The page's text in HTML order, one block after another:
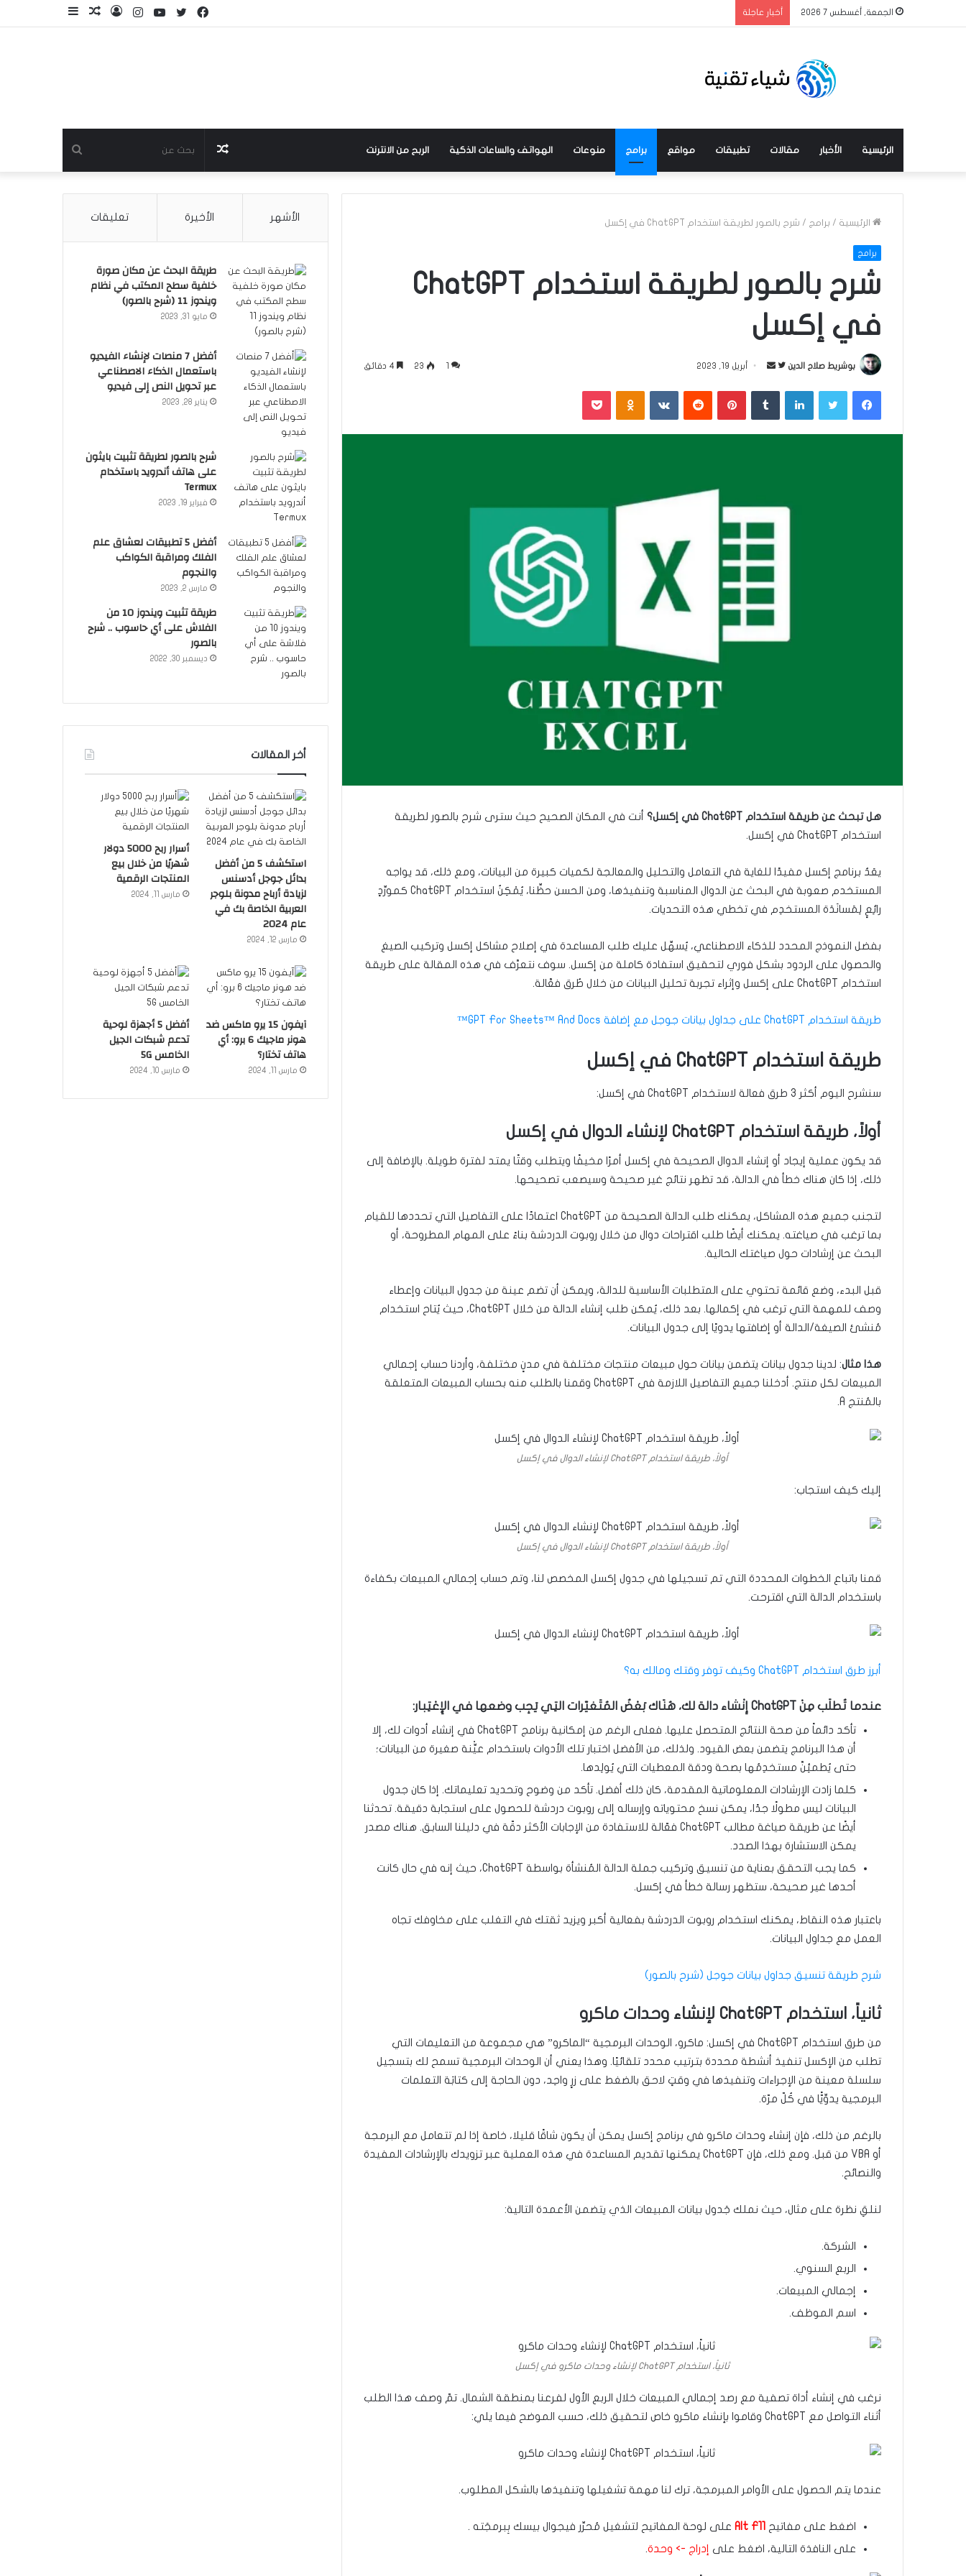
الجمعة, أغسطس 7 2026 أخبار عاجلة مقالتسجيلانستقراميوتيوب تويتر
فيسبوك
الرئيسية الأخبار مقالات تطبيقات مواقع برامج منوعات الهواتف والساعات الذكية الربح من الانترنت
عن
مقال
عشوائي
الرئيسية / برامج / شرح بالصور لطريقة استخدام ChatGPT في إكسل
برامج
شرح بالصور لطريقة استخدام ChatGPT
في إكسل
بوشريط صلاح الدين
ت
ع
ي
ت
س
ب
إ
ل
ر
و
ن
ي
أبريل 19, 2023 1
23
فيسبوك لينكدإن بينتيريست ‏VKontakte
هل تبحث عن طريقة استخدام ChatGPT في إكسل؟
أنت في المكان الصحيح حيث سترى شرح بالصور لطريقة
استخدام ChatGPT في إكسل.
يعَدُ برنامج إكسل مفيدًا للغاية في التعامل والتحليل والمعالجة لكميات كبيرة من البيانات، ومع ذلك، قد يواجه
المستخدم صعوبة في البحث عن الدوال المناسبة وتنفيذها، ومن الحسن حظِّنا، يُمْكِنُ استخدام ChatGPT كمورِّدٍ
رائِعٍ لِمَسانَدَة المستخدِم في تخطي هذه التحديات.
بفضل النموذج المحدد للذكاء الاصطناعي، يُسهِّل عليك طلب المساعدة في إصلاح مشاكل إكسل وتركيب الصيغ
والحصول على الردود بشكل فوري لتحقيق استفادة كاملة من إكسل. سوف نتعرَّف في هذه المقالة على طريقة
استخدام ChatGPT على إكسل وإثراء تجربة تحليل البيانات من خلال طُرق فعَّالة.
طريقة استخدام ChatGPT على جداول بيانات جوجل مع إضافة GPT For Sheets™ And Docs™
طريقة استخدام ChatGPT في إكسل
سنشرح اليوم أكثر 3 طرق فعالة لاستخدام ChatGPT في إكسل:
أولاً، طريقة استخدام ChatGPT لإنشاء الدوال في إكسل
قد يكون عملية إيجاد أو إنشاء الدوال الصحيحة في إكسل أمرًا مخيفًا ويتطلب وقتًا يمتد لفترة طويلة. بالإضافة إلى
ذلك، إذا كان هناك خطأ في الدالة، قد تظهر نتائج غير صحيحة وسيصعب تصحيحها.
لتجنب جميع هذه المشاكل، يمكنك طلب الدالة الصحيحة من ChatGPT اعتمادًا على التفاصيل التي تحددها للقيام
بما ترغب في صياغته. يمكنك أيضًا طلب اقتراحات دوال من خلال روبوت الدردشة بناءً على المهام المطروحة، أو
البحث عن إرشادات حول صياغتك الحالية.
قبل البدء، وضع قائمة تحتوي على المتطلبات الأساسية للدالة، ويمكن أن تضم عينة من جدول البيانات وإعطاء
وصف للمهمة التي ترغب في إكمالها. بعد ذلك، يُمكن طلب إنشاء الدالة من خلال ChatGPT، حيث يُتاح استخدام
مُنشئ الصيغة/الدالة أو إضافتها يدويًا إلى جدول البيانات.
هذا مثال: لدينا جدول بيانات يتضمن بيانات حول مبيعات منتجات مختلفة في مدنٍ مختلفة، وأردنا حساب إجمالي
المبيعات لكل منتج. أدخلنا جميع التفاصيل اللازمة في ChatGPT وقمنا بالطلب منه بحساب المبيعات المتعلقة
بالمُنتج A.
أولاً، طريقة استخدام ChatGPT لإنشاء الدوال في إكسل
إليك كيف استجاب:
أولاً، طريقة استخدام ChatGPT لإنشاء الدوال في إكسل
قمنا باتباع الخطوات المحددة التي تم تسجيلها في جدول إكسل المخصص لنا، وتم حساب إجمالي المبيعات بكفاءة
باستخدام الدالة التي اقترحت.
أبرز طرق استخدام ChatGPT وكيف توفر وقتك ومالك به؟
عندما تُطلَب مِنْ ChatGPT إِنْشاء دالة لك، هُنَاك بَعْضُ المُتَغيّرات التِي يَجِب وضعها في الإِعْتِبار:
تأكد دائماً من صحة النتائج المتحصل عليها. فعلى الرغم من إمكانية برنامج ChatGPT في إنشاء أدوات لك، إلا
أن هذا البرنامج يتضمن بعض القيود. ولذلك، من الأفضل اختبار تلك الأدوات باستخدام عيِّْنة صغيرة من البيانات؛
حتى يُطمئِنَّ مستخدِمُها بصحة ودقة المعطيات التي يُولِدها.
كلما زادت الإرشادات المعلوماتية المقدمة، كان ذلك أفضل. تأكد من وضوح وتحديد تعليماتك. إذا كان جدول
البيانات ليس مطولًا جدًا، يمكن نسخ محتوياته وإرساله إلى روبوت دردشة للحصول على استجابة دقيقة. تحدثنا
أيضًا عن طريقة صياغة مطالب ChatGPT فعّالة للاستفادة من الإجابات الأكثر دقّة في دليلنا السابق. هناك مصدر
يمكن الاستشارة بهذا الصدد.
كما يجب التحقق بعناية من تنسيق وتركيب جملة الدالة المُنشأة بواسطة ChatGPT، حيث إنه في حال كانت
أحدها غير صحيحة، ستظهر رسالة خطأ في إكسل.
باعتبار هذه النقاط، يمكنك استخدام روبوت الدردشة بفعالية أكبر ويزيد ثقتك في التغلب على مخاوفك تجاه
العمل مع جداول البيانات.
شرح طريقة تنسيق جداول بيانات جوجل (شرح بالصور)
ثانياً، استخدام ChatGPT لإنشاء وحدات ماكرو
من طرق استخدام ChatGPT في إكسل: ماكرو، الوحدات البرمجية “الماكرو” هي مجموعة من التعليمات التي
تطلب من الإكسل تنفيذ أنشطة محددة بترتيب محدد تلقائيًا. وهذا يعني أن الوحدات البرمجية تسمح لك بتسجيل
سلسلة معينة من الإجراءات وتنفيذها في وقتٍ لاحق بالضغط على زرٍ واحِد، دون الحاجة إلى كتابَة التعلمات
البرمجية يدوِّيًّا في كُلّ مرّة.
بالرغم من ذلك، فإن إنشاء وحدات ماكرو في برنامج إكسل يمكن أن يكون شاقًا قليلا، خاصة إذا لم تتعامل مع البرمجة
أو VBA من قبل. ومع ذلك، فإن ChatGPT يمكنها تقديم المساعدة في هذه العملية عبر تزويدك بالإرشادات المفيدة
والنصائح.
لنلقِ نظرة على مثال، حيث نملك جَدول بيانات المبيعات الذي يتضمن الأعمدة التالية:
الشركة.
الربع السنوي.
إجمالي المبيعات.
اسم الموظف.
ثانياً، استخدام ChatGPT لإنشاء وحدات ماكرو في إكسل
نرغب في إنشاء أداة تصفية مع رصد إجمالي المبيعات خلال الربع الأول لفرعنا بمنطقة الشمال. تمّ وصف هذا الطلب
أثناء التواصل مع ChatGPT وقاموا بإنشاء ماكرو خاص لتحقيق ذلك، حسب الموضح فيما يلي:
عندما يتم الحصول على الأوامر المبرمجة، ترك لنا مهمة تشغيلها وتنفيذها بالشكل المطلوب.
اضغط على مفاتيح Alt F11 على لوحة المفاتيح لتشغيل مُحرِّر فيجوال بيسك بِبرمجَته .
على النافذة التالية، اضغط على
إدراج -> وحدة.
الأشهر الأخيرة تعليقات
طريقة البحث عن مكان صورة
خلفية سطح المكتب في نظام
ويندوز 11 (شرح بالصور)
مايو 31, 2023
أفضل 7 منصات لإنشاء الفيديو
باستعمال الذكاء الاصطناعي
عبر تحويل النص إلى فيديو
يناير 28, 2023
شرح بالصور لطريقة تثبيت بايثون
على هاتف أندرويد باستخدام
Termux
فبراير 19, 2023
أفضل 5 تطبيقات لعشاق علم
الفلك ومراقبة الكواكب
والنجوم
مارس 2, 2023
طريقة تثبيت ويندوز 10 من
الفلاش على أي حاسوب .. شرح
بالصور
ديسمبر 30, 2022
أخر المقالات
استكشف 5 من أفضل
بدائل جوجل أدسنس
لزيادة أرباح مدونة بلوجر
العربية الخاصة بك في
عام 2024
مارس 12, 2024
أسرار ربح 5000 دولار
شهريًا من خلال بيع
المنتجات الرقمية
مارس 11, 2024
آيفون 15 يرو ماكس ضد
هونر ماجيك 6 برو: أي
هاتف تختار؟
مارس 11, 2024
أفضل 5 أجهزة لوحية
تدعم شبكات الجيل
الخامس 5G
مارس 10, 2024